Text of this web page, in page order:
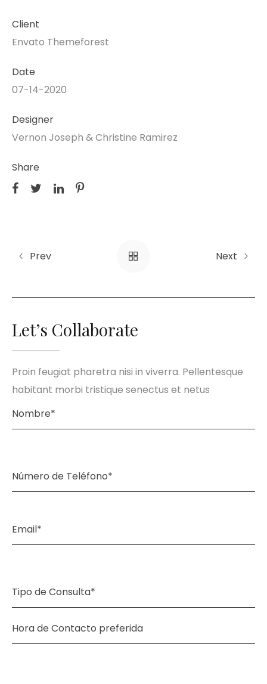
Client
Envato Themeforest
Date
07-14-2020
Designer
Vernon Joseph & Christine Ramirez
Share
Prev Next
Let’s Collaborate
Proin feugiat pharetra nisi in viverra. Pellentesque
habitant morbi tristique senectus et netus